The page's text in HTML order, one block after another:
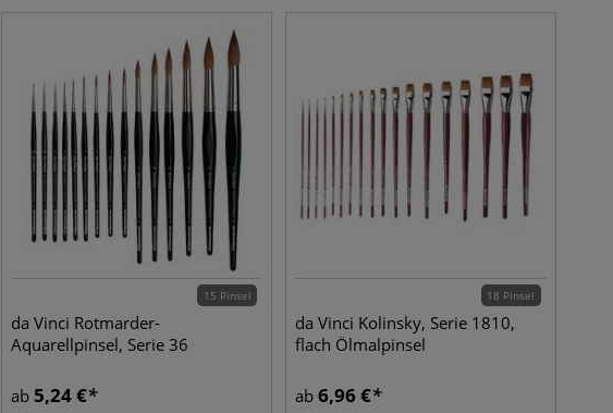
15 Pinsel
da Vinci Rotmarder-
Aquarellpinsel, Serie 36
ab 5,24€
18 Pinsel
da Vinci Kolinsky, Serie 1810,
flach Ölmalpinsel
ab 6,96 €